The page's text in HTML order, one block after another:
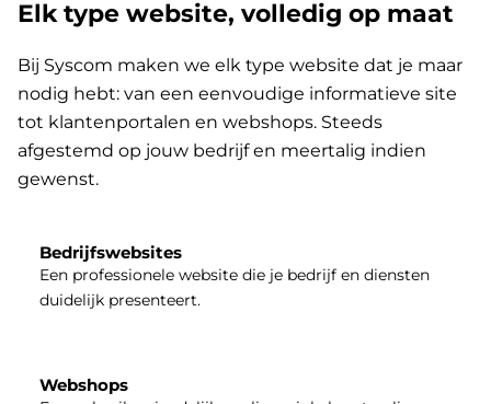
Elk type website, volledig op maat
Bij Syscom maken we elk type website dat je maar
nodig hebt: van een eenvoudige informatieve site
tot klantenportalen en webshops. Steeds
afgestemd op jouw bedrijf en meertalig indien
gewenst.
Bedrijfswebsites
Een professionele website die je bedrijf en diensten
duidelijk presenteert.
Webshops